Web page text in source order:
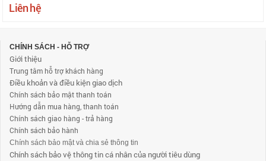
Liên hệ
CHÍNH SÁCH - HỖ TRỢ
Giới thiệu
Trung tâm hỗ trợ khách hàng
Điều khoản và điều kiện giao dịch
Chính sách bảo mật thanh toán
Hướng dẫn mua hàng, thanh toán
Chính sách giao hàng - trả hàng
Chính sách bảo hành
Chính sách bảo mật và chia sẻ thông tin
Chính sách bảo vệ thông tin cá nhân của người tiêu dùng